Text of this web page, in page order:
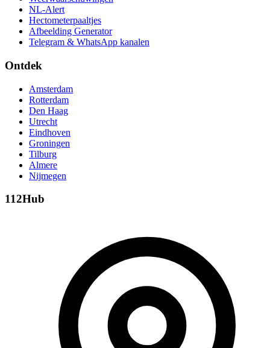
NL-Alert
Hectometerpaaltjes
Afbeelding Generator
Telegram & WhatsApp kanalen
Ontdek
Amsterdam
Rotterdam
Den Haag
Utrecht
Eindhoven
Groningen
Tilburg
Almere
Nijmegen
112Hub